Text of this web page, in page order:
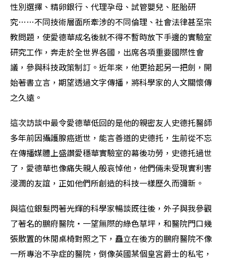
性別選擇、精卵銀行、代理孕母、試管嬰兒、胚胎研
究……不同技術層面所牽涉的不同倫理、社會法律甚至宗
教問題，使愛德華成名後就不得不暫時放下手邊的實驗室
研究工作，奔走於全世界各國，出席各項重要國際性會
議，參與科技政策制訂。近年來，他更拾起另一把劍，開
始著書立言，期望透過文字傳播，將科學家的人文關懷傳
之久遠。
這次訪談中最令愛德華低回的是他的親密友人史德托醫師
多年前因攝護腺癌逝世，能言善道的史德托，生前從不忘
在傳播媒體上盛讚愛穩華實驗室的幕後功勞，史德托過世
了，愛德華也像痛失親人般哀悼他，他們倆未受現實利害
浸潤的友誼，正如他們所創造的科技一樣歷久而彌新。
與這位銀髮閃著光輝的科學家暢談既往後，外子與我參觀
了著名的鵬府醫院‧一望無際的綠色草坪，和醫院門口幾
張散置的休閒桌椅對照之下，矗立在後方的鵬府醫院不像
一所專治不孕症的醫院，倒像英國某個皇宮爵士的私宅，